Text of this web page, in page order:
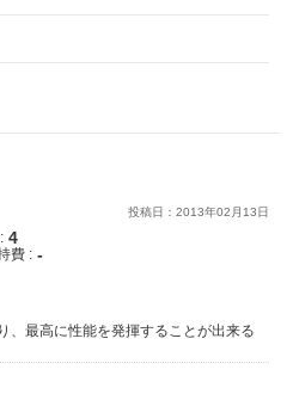
投稿日： 2013年02 月 13日
4
費 : -
、最高に性能を発揮することが出来る